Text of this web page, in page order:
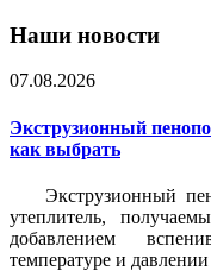
Наши новости
07.08.2026
Экструзионный
как выбрать
Экструзионный
утеплитель,
добавлением
температуре и давлении